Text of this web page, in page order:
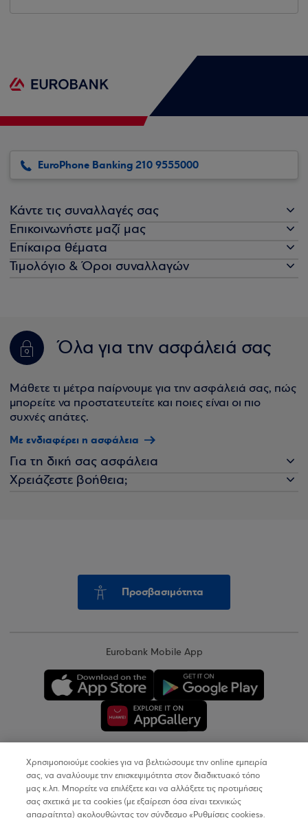
EuroPhone Banking 210 9555000
Κάντε τις συναλλαγές σας
Επικοινωνήστε μαζί μας
Επίκαιρα θέματα
Τιμολόγιο & Όροι συναλλαγών
Όλα για την ασφάλειά σας
Μάθετε τι μέτρα παίρνουμε για την ασφάλειά σας, πώς
μπορείτε να προστατευτείτε και ποιες είναι οι πιο
συχνές απάτες.
Με ενδιαφέρει η ασφάλεια
Για τη δική σας ασφάλεια
Χρειάζεστε βοήθεια;
Προσβασιμότητα
Eurobank Mobile App
Copyright © 2026
Όροι Χρήσης
Χρησιμοποιούμε cookies για να βελτιώσουμε την online εμπειρία
σας, να αναλύουμε την επισκεψιμότητα στον διαδικτυακό τόπο
μας κ.λπ. Μπορείτε να επιλέξετε και να αλλάξετε τις προτιμήσεις
σας σχετικά με τα cookies (με εξαίρεση όσα είναι τεχνικώς
απαραίτητα) ακολουθώντας τον σύνδεσμο «Ρυθμίσεις cookies».